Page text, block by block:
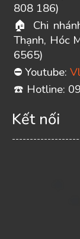
808 186)
🏠
Chi
Thạnh, Hóc
6565)
⛔ Youtube:
☎ Hotline:
Kết nối